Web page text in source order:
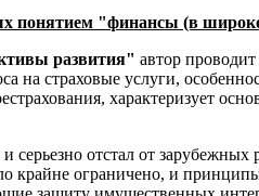
понятием "финансы (в
развития" автор
на страховые услуги,
характеризует
отстал от зарубежных
крайне ограничено, и